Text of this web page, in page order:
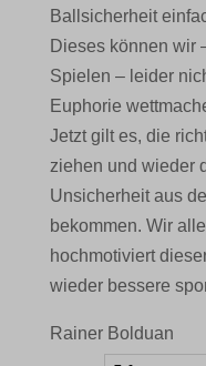
Ballsicherheit
Dieses können wir
Spielen – leider
Euphorie
Jetzt gilt es, die
ziehen und wieder
Unsicherheit aus
bekommen. Wir
hochmotiviert
wieder bessere
Rainer Bolduan